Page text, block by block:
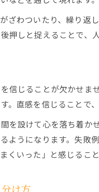
ざわついたり、繰り
押しと捉えることで、
信じることが欠かせ
直感を信じることで
を設けて心を落ち着
ようになります。失
いった」と感じること
け方